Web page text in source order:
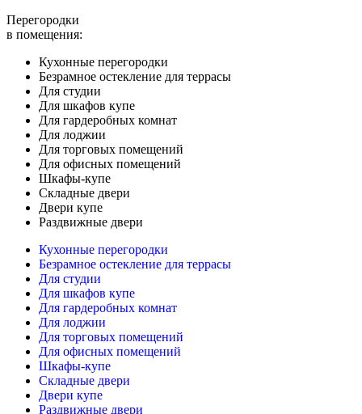
Перегородки
в помещения:
Кухонные перегородки
Безрамное остекление для террасы
Для студии
Для шкафов купе
Для гардеробных комнат
Для лоджии
Для торговых помещений
Для офисных помещений
Шкафы-купе
Складные двери
Двери купе
Раздвижные двери
Кухонные перегородки
Безрамное остекление для террасы
Для студии
Для шкафов купе
Для гардеробных комнат
Для лоджии
Для торговых помещений
Для офисных помещений
Шкафы-купе
Складные двери
Двери купе
Раздвижные двери